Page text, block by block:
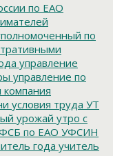
по ЕАО
по
управление
управление по
условия труда УТ
урожай утро с
по ЕАО УФСИН
года учитель